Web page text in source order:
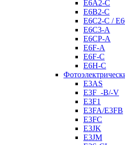
E6A2-C
E6B2-C
E6C2-C /
E6C3-A
E6CP-A
E6F-A
E6F-C
E6H-C
E3AS
E3F_-B/-V
E3F1
E3FA/E3FB
E3FC
E3JK
E3JM